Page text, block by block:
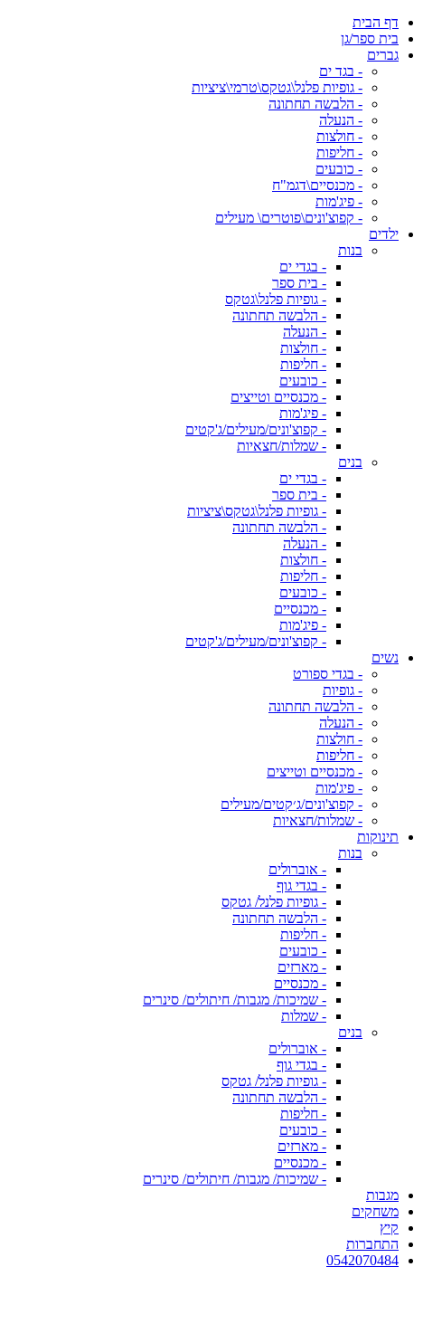
דף הבית
בית ספר/גן
גברים
- בגד ים
- גופיות פלנל\גטקס\טרמי\ציציות
- הלבשה תחתונה
- הנעלה
- חולצות
- חליפות
- כובעים
- מכנסיים\דגמ"ח
- פיג'מות
- קפוצ'ונים\פוטרים\ מעילים
ילדים
בנות
- בגדי ים
- בית ספר
- גופיות פלנל\גטקס
- הלבשה תחתונה
- הנעלה
- חולצות
- חליפות
- כובעים
- מכנסיים וטייצים
- פיג'מות
- קפוצ'ונים/מעילים/ג'קטים
- שמלות/חצאיות
בנים
- בגדי ים
- בית ספר
- גופיות פלנל\גטקס\ציציות
- הלבשה תחתונה
- הנעלה
- חולצות
- חליפות
- כובעים
- מכנסיים
- פיג'מות
- קפוצ'ונים/מעילים/ג'קטים
נשים
- בגדי ספורט
- גופיות
- הלבשה תחתונה
- הנעלה
- חולצות
- חליפות
- מכנסיים וטייצים
- פיג'מות
- קפוצ'ונים/ג׳קטים/מעילים
- שמלות/חצאיות
תינוקות
בנות
- אוברולים
- בגדי גוף
- גופיות פלנל/ גטקס
- הלבשה תחתונה
- חליפות
- כובעים
- מארזים
- מכנסיים
- שמיכות/ מגבות/ חיתולים/ סינרים
- שמלות
בנים
- אוברולים
- בגדי גוף
- גופיות פלנל/ גטקס
- הלבשה תחתונה
- חליפות
- כובעים
- מארזים
- מכנסיים
- שמיכות/ מגבות/ חיתולים/ סינרים
מגבות
משחקים
קיץ
התחברות
0542070484